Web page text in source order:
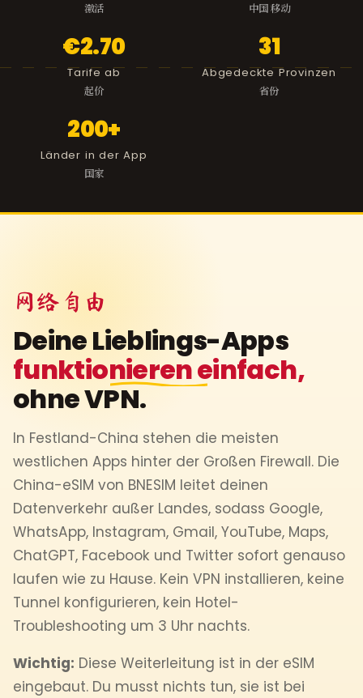
激活 中国 移动
€2.70
Tarife ab
起价
31
Abgedeckte Provinzen
省份
200+
Länder in der App
国家
网络自由
Deine Lieblings-Apps
funktionieren einfach,
ohne VPN.
In Festland-China stehen die meisten
westlichen Apps hinter der Großen Firewall. Die
China-eSIM von BNESIM leitet deinen
Datenverkehr außer Landes, sodass Google,
WhatsApp, Instagram, Gmail, YouTube, Maps,
ChatGPT, Facebook und Twitter sofort genauso
laufen wie zu Hause. Kein VPN installieren, keine
Tunnel konfigurieren, kein Hotel-
Troubleshooting um 3 Uhr nachts.
Wichtig: Diese Weiterleitung ist in der eSIM
eingebaut. Du musst nichts tun, sie ist bei